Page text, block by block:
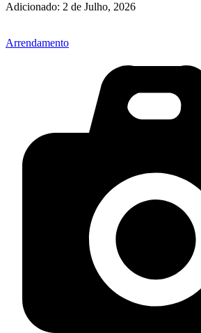
Adicionado: 2 de Julho, 2026
Arrendamento